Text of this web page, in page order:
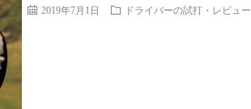
2019年7月1日 ドライバーの試打・レビュー